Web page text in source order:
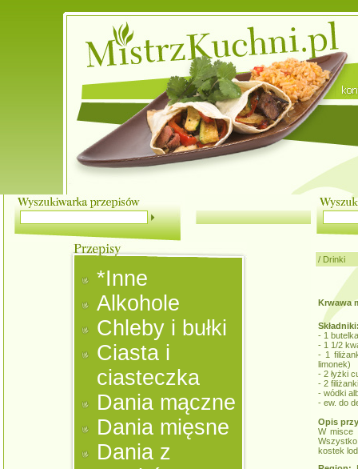
*Inne
Alkohole
Chleby i bułki
Ciasta i
ciasteczka
Dania mączne
Dania mięsne
Dania z
/ Drinki
Krwawa
- 1
- 1 1/2
- 1
limonek)
- 2 łyżki
- 2
- wódki
- ew. do
Opis
W misce
kostek